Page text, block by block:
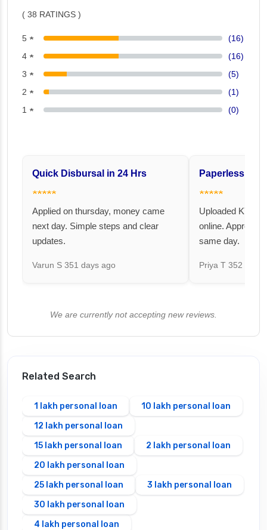
( 38 RATINGS )
5 ★
(16)
4 ★
(16)
3 ★
(5)
2 ★
(1)
1 ★
(0)
Quick Disbursal in 24 Hrs
★★★★★
Applied on thursday, money came
next day. Simple steps and clear
updates.
Varun S 351 days ago
Paperless and
★★★★★
Uploaded KYC
online. Approval
same day.
Priya T 352 days
We are currently not accepting new reviews.
Related Search
1 lakh personal loan
10 lakh personal loan
12 lakh personal loan
15 lakh personal loan
2 lakh personal loan
20 lakh personal loan
25 lakh personal loan
3 lakh personal loan
30 lakh personal loan
4 lakh personal loan